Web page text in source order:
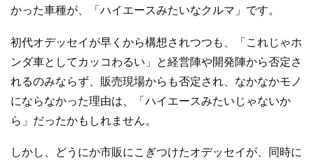
かった車種が、「ハイエースみたいなクルマ」です。
初代オデッセイが早くから構想されつつも、「これじゃホ
ンダ車としてカッコわるい」と経営陣や開発陣から否定さ
れるのみならず、販売現場からも否定され、なかなかモノ
にならなかった理由は、「ハイエースみたいじゃないか
ら」だったかもしれません。
しかし、どうにか市販にこぎつけたオデッセイが、同時に